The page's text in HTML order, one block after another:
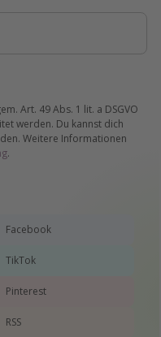
Art. 49 Abs. 1 lit. a DSGVO
werden. Du kannst dich
Weitere Informationen
.
Facebook
TikTok
Pinterest
RSS